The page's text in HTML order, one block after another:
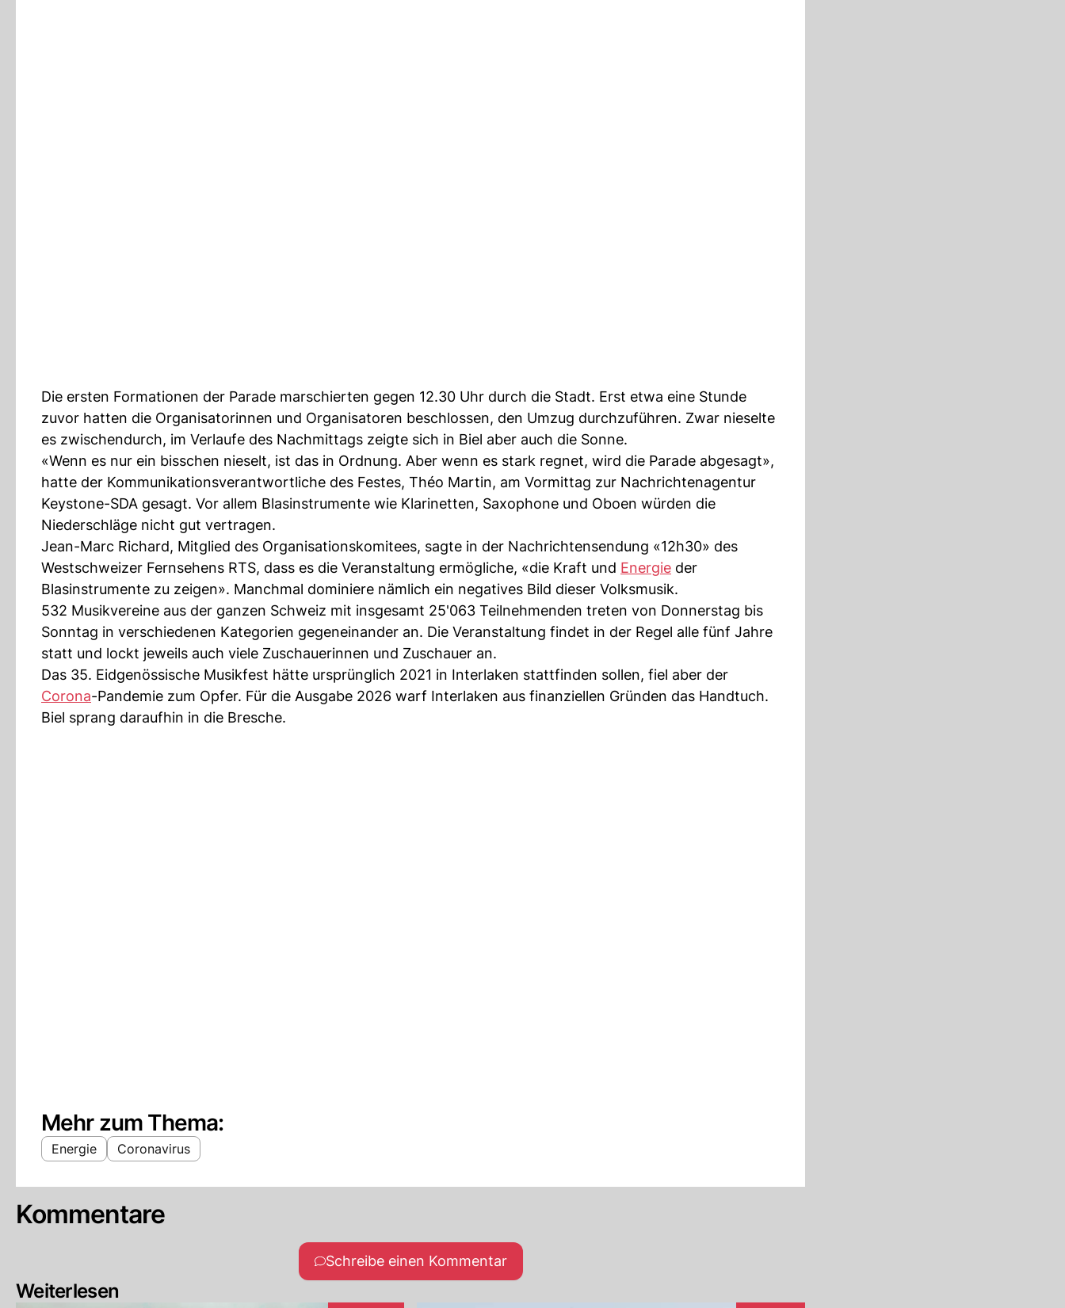
Die ersten Formationen der Parade marschierten gegen 12.30 Uhr durch die Stadt. Erst etwa eine Stunde
zuvor hatten die Organisatorinnen und Organisatoren beschlossen, den Umzug durchzuführen. Zwar nieselte
es zwischendurch, im Verlaufe des Nachmittags zeigte sich in Biel aber auch die Sonne.
«Wenn es nur ein bisschen nieselt, ist das in Ordnung. Aber wenn es stark regnet, wird die Parade abgesagt»,
hatte der Kommunikationsverantwortliche des Festes, Théo Martin, am Vormittag zur Nachrichtenagentur
Keystone-SDA gesagt. Vor allem Blasinstrumente wie Klarinetten, Saxophone und Oboen würden die
Niederschläge nicht gut vertragen.
Jean-Marc Richard, Mitglied des Organisationskomitees, sagte in der Nachrichtensendung «12h30» des
Westschweizer Fernsehens RTS, dass es die Veranstaltung ermögliche, «die Kraft und Energie der
Blasinstrumente zu zeigen». Manchmal dominiere nämlich ein negatives Bild dieser Volksmusik.
532 Musikvereine aus der ganzen Schweiz mit insgesamt 25'063 Teilnehmenden treten von Donnerstag bis
Sonntag in verschiedenen Kategorien gegeneinander an. Die Veranstaltung findet in der Regel alle fünf Jahre
statt und lockt jeweils auch viele Zuschauerinnen und Zuschauer an.
Das 35. Eidgenössische Musikfest hätte ursprünglich 2021 in Interlaken stattfinden sollen, fiel aber der
Corona-Pandemie zum Opfer. Für die Ausgabe 2026 warf Interlaken aus finanziellen Gründen das Handtuch.
Biel sprang daraufhin in die Bresche.
Mehr zum Thema:
Energie Coronavirus
Kommentare
Schreibe einen Kommentar
Weiterlesen